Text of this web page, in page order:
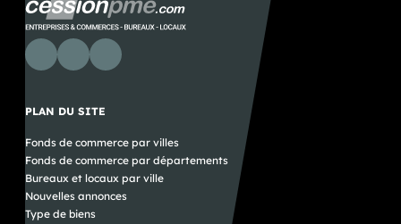
PLAN DU SITE
Fonds de commerce par villes
Fonds de commerce par départements
Bureaux et locaux par ville
Nouvelles annonces
Type de biens